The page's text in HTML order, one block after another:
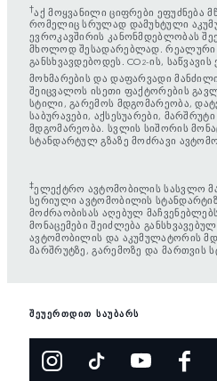
†აქ მოყვანილი ციფრები ეფუძნება
რომელიც სრულად დამუხტული
ევროკავშირის კანონმდებლობას
მხოლოდ შესადარებლად. რეალური
განსხვავდებოდეს. CO2-ის,
მოხმარების და დაფარვადი
შეიცვალოს ისეთი ფაქტორების
სტილი, გარემოს მდგომარეობა,
საბურავები, აქსესუარები,
მდგომარეობა. სვლის სიშორის
სტანდარტულ გზაზე მოძრავი
‡ელექტრო ავტომობილის სასვლო
სერიული ავტომობილის
მოძრაობისას აღებულ
მონაცემები შეიძლება
ავტომობილის და აკუმულატორის
მარშრუტზე, გარემოზე და მართვის
შეუერთდით საუბარს